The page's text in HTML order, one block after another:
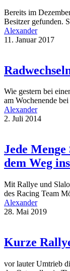
Bereits im
Besitzer gefunden.
Alexander
11. Januar 2017
Wie gestern bei
am Wochenende
Alexander
2. Juli 2014
Jede
dem Weg
Mit Rallye und
des Racing Team
Alexander
28. Mai 2019
Kurze
vor lauter Umtrieb